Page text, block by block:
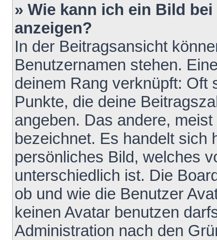
» Wie kann ich ein Bild
anzeigen?
In der Beitragsansicht
Benutzernamen stehen.
deinem Rang verknüpft: Oft
Punkte, die deine
angeben. Das andere,
bezeichnet. Es handelt sich
persönliches Bild, welches
unterschiedlich ist. Die
ob und wie die Benutzer
keinen Avatar benutzen
Administration nach den